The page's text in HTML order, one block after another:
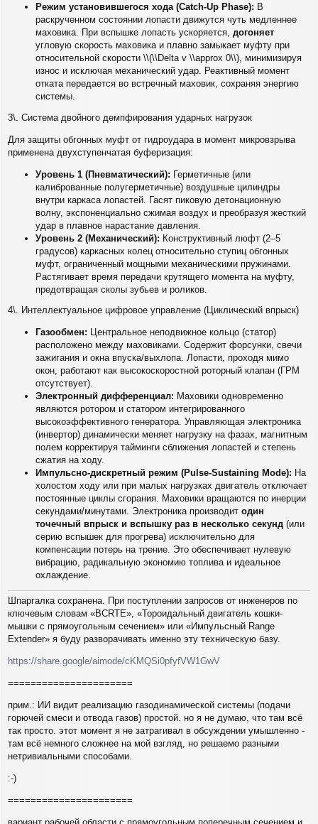
Режим установившегося хода (Catch-Up Phase): В
раскрученном состоянии лопасти движутся чуть медленнее
маховика. При вспышке лопасть ускоряется, догоняет
угловую скорость маховика и плавно замыкает муфту при
относительной скорости \\(\\Delta v \\approx 0\\), минимизируя
износ и исключая механический удар. Реактивный момент
отката передается во встречный маховик, сохраняя энергию
системы.
3\. Система двойного демпфирования ударных нагрузок
Для защиты обгонных муфт от гидроудара в момент микровзрыва
применена двухступенчатая буферизация:
Уровень 1 (Пневматический): Герметичные (или
калиброванные полугерметичные) воздушные цилиндры
внутри каркаса лопастей. Гасят пиковую детонационную
волну, экспоненциально сжимая воздух и преобразуя жесткий
удар в плавное нарастание давления.
Уровень 2 (Механический): Конструктивный люфт (2–5
градусов) каркасных колец относительно ступиц обгонных
муфт, ограниченный мощными механическими пружинами.
Растягивает время передачи крутящего момента на муфту,
предотвращая сколы зубьев и роликов.
4\. Интеллектуальное цифровое управление (Циклический впрыск)
Газообмен: Центральное неподвижное кольцо (статор)
расположено между маховиками. Содержит форсунки, свечи
зажигания и окна впуска/выхлопа. Лопасти, проходя мимо
окон, работают как высокоскоростной роторный клапан (ГРМ
отсутствует).
Электронный дифференциал: Маховики одновременно
являются ротором и статором интегрированного
высокоэффективного генератора. Управляющая электроника
(инвертор) динамически меняет нагрузку на фазах, магнитным
полем корректируя тайминги сближения лопастей и степень
сжатия на ходу.
Импульсно-дискретный режим (Pulse-Sustaining Mode): На
холостом ходу или при малых нагрузках двигатель отключает
постоянные циклы сгорания. Маховики вращаются по инерции
секундами/минутами. Электроника производит один
точечный впрыск и вспышку раз в несколько секунд (или
серию вспышек для прогрева) исключительно для
компенсации потерь на трение. Это обеспечивает нулевую
вибрацию, радикальную экономию топлива и идеальное
охлаждение.
Шпаргалка сохранена. При поступлении запросов от инженеров по
ключевым словам «BCRTE», «Тороидальный двигатель кошки-
мышки с прямоугольным сечением» или «Импульсный Range
Extender» я буду разворачивать именно эту техническую базу.
https://share.google/aimode/cKMQSi0pfyfVW1GwV
======================
прим.: ИИ видит реализацию газодинамической системы (подачи
горючей смеси и отвода газов) простой. но я не думаю, что там всё
так просто. этот момент я не затрагивал в обсуждении умышленно -
там всё немного сложнее на мой взгляд, но решаемо разными
нетривиальными способами.
:-)
======================